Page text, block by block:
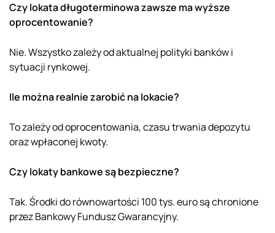
Czy lokata długoterminowa zawsze ma wyższe
oprocentowanie?
Nie. Wszystko zależy od aktualnej polityki banków i
sytuacji rynkowej.
Ile można realnie zarobić na lokacie?
To zależy od oprocentowania, czasu trwania depozytu
oraz wpłaconej kwoty.
Czy lokaty bankowe są bezpieczne?
Tak. Środki do równowartości 100 tys. euro są chronione
przez Bankowy Fundusz Gwarancyjny.